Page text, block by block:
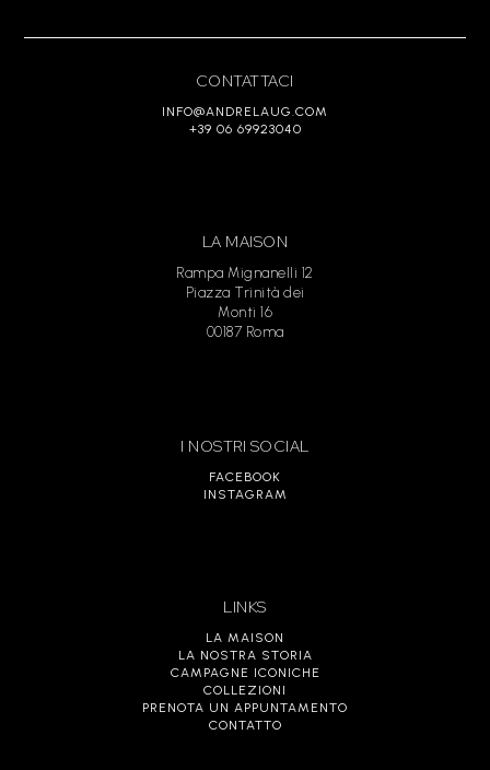
CONTATTACI
INFO@ANDRELAUG.COM
+39 06 69923040
LA MAISON
Rampa Mignanelli 12
Piazza Trinità dei
Monti 16
00187 Roma
I NOSTRI SOCIAL
FACEBOOK
INSTAGRAM
LINKS
LA MAISON
LA NOSTRA STORIA
CAMPAGNE ICONICHE
COLLEZIONI
PRENOTA UN APPUNTAMENTO
CONTATTO